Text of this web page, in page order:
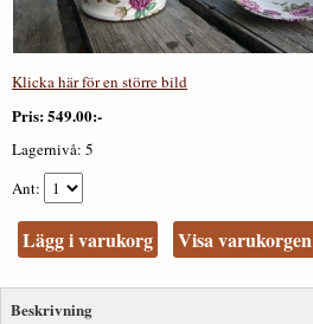
Klicka här för en större bild
Pris 549.00:-
Lagernivå: 5
Ant
Lägg i varukorg Visa varukorgen
Beskrivning